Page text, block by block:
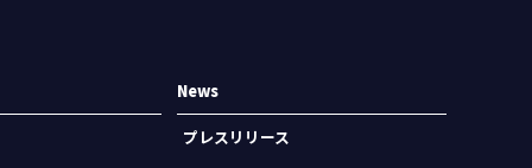
News
プレスリリース